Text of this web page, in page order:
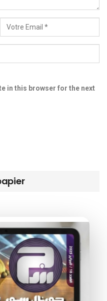
in this browser for the next